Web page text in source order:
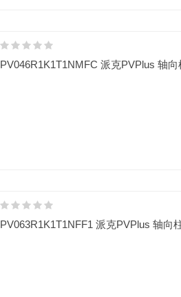
PV046R1K1T1NMFC 派克PVPlus 轴
PV063R1K1T1NFF1 派克PVPlus 轴向